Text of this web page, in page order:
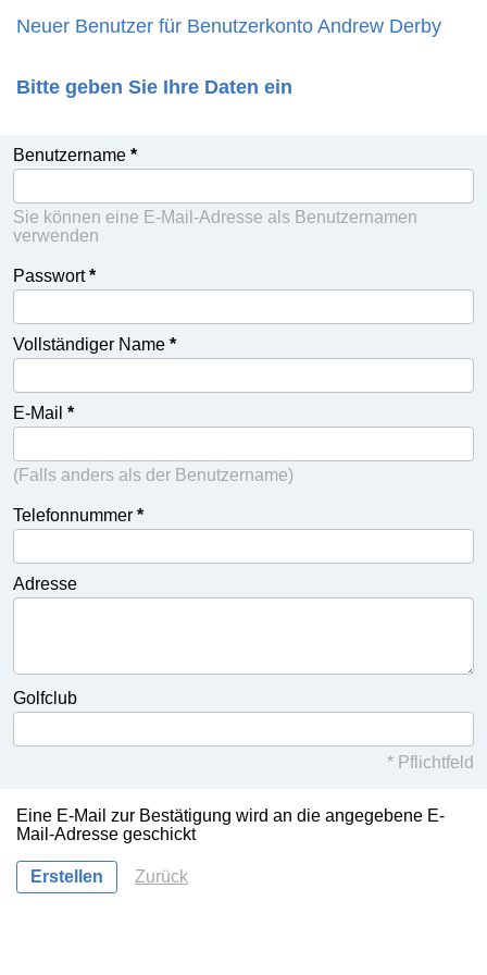
Neuer Benutzer für Benutzerkonto Andrew Derby
Bitte geben Sie Ihre Daten ein
Benutzername
Sie können eine E-Mail-Adresse als Benutzernamen
verwenden
Passwort
Vollständiger Name
E-Mail
(Falls anders als der Benutzername)
Telefonnummer
Adresse
Golfclub
* Pflichtfeld
Eine E-Mail zur Bestätigung wird an die angegebene E-
Mail-Adresse geschickt
Zurück